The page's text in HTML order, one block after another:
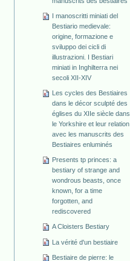
I manoscritti miniati del
Bestiario medievale:
origine, formazione e
sviluppo dei cicli di
illustrazioni. I Bestiari
miniati in Inghilterra nei
secoli XII-XIV
Les cycles des Bestiaires
dans le décor sculpté des
églises du XIIe siècle dans
le Yorkshire et leur relation
avec les manuscrits des
Bestiaires enluminés
Presents tp princes: a
bestiary of strange and
wondrous beasts, once
known, for a time
forgotten, and
rediscovered
A Cloisters Bestiary
La vérité d'un bestiaire
Bestiaire de pierre: le